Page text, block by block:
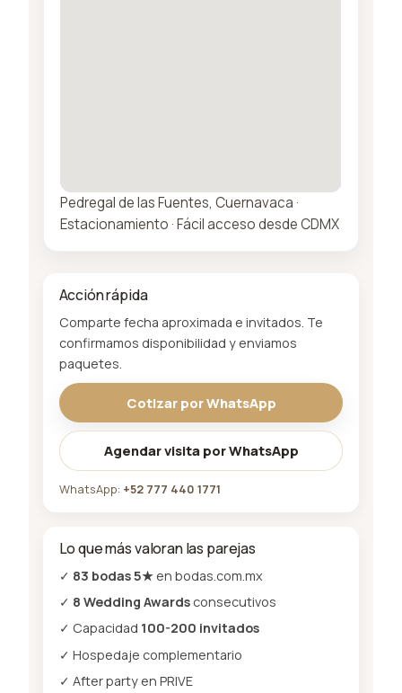
Pedregal de las Fuentes, Cuernavaca ·
Estacionamiento · Fácil acceso desde CDMX
Acción rápida
Comparte fecha aproximada e invitados. Te
confirmamos disponibilidad y enviamos
paquetes.
Cotizar por WhatsApp
Agendar visita por WhatsApp
WhatsApp: +52 777 440 1771
Lo que más valoran las parejas
✓ 83 bodas 5★en bodas.com.mx
✓ 8 Wedding Awardsconsecutivos
✓ Capacidad 100-200 invitados
✓ Hospedaje complementario
✓ After party en PRIVE